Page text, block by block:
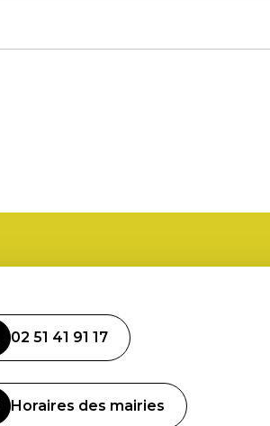
02 51 41 91 17
Horaires des mairies